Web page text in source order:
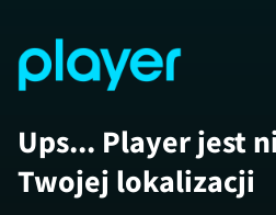
Ups... Player jest
Twojej lokalizacji